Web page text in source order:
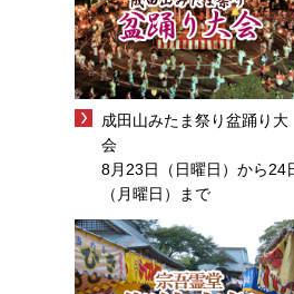
成田山みたま祭り盆踊り大
会
8月23日（日曜日）から24
（月曜日）まで